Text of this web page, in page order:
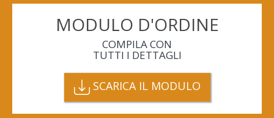
MODULO D'ORDINE
COMPILA CON
TUTTI I DETTAGLI
SCARICA IL MODULO